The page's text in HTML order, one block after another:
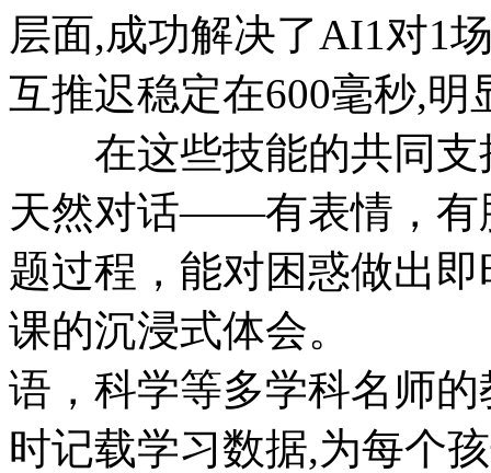
层面,成功解决了AI1对1
互推迟稳定在600毫秒
在这些技能的共同支
天然对话——有表情，有
题过程，能对困惑做出
课的沉浸式体会。
语，科学等多学科名师
时记载学习数据,为每个